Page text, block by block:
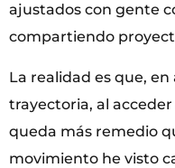
ajustados con gente
compartiendo
La realidad es que,
trayectoria, al
queda más remedio
movimiento he visto